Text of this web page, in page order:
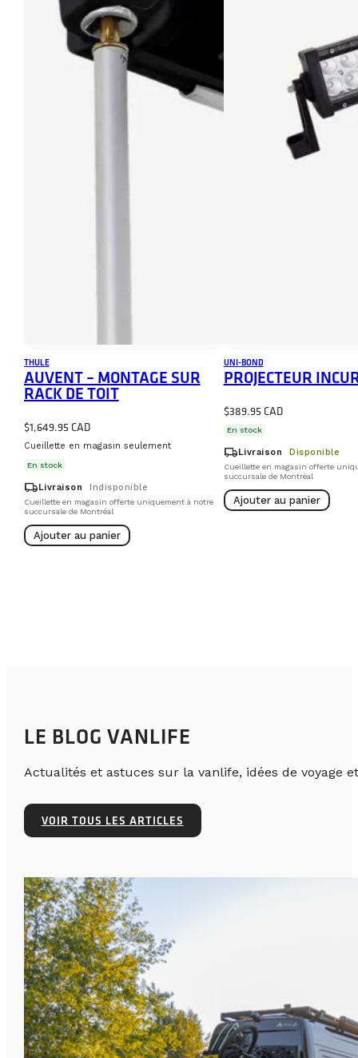
THULE
AUVENT – MONTAGE SUR
RACK DE TOIT
$1,649.95
Cueillette en magasin seulement
En stock
local_shipping Livraison Indisponible
Cueillette en magasin offerte uniquement à notre
succursale de Montréal
Ajouter au panier
UNI-BOND
PROJECTEUR
$389.95
En stock
local_shipping Livraison Disponible
Cueillette en magasin offerte
succursale de Montréal
Ajouter au panier
LE BLOG VANLIFE
Actualités et astuces sur la vanlife, idées de voyage
VOIR TOUS LES ARTICLES